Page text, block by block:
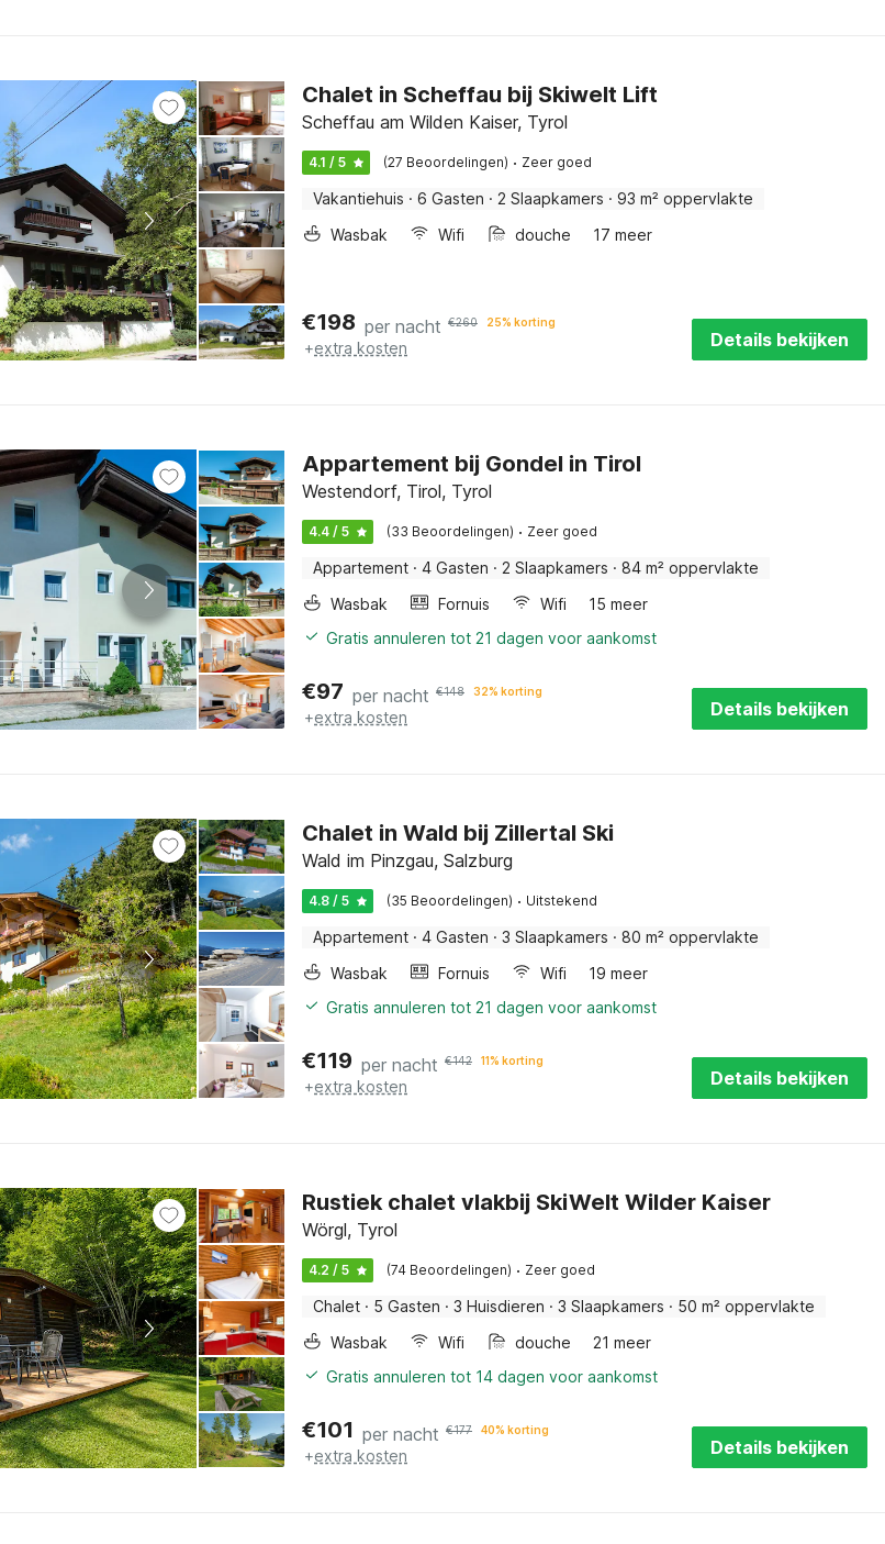
Chalet in Scheffau bij Skiwelt Lift
Scheffau am Wilden Kaiser, Tyrol
4.1 / 5 (27 Beoordelingen) · Zeer goed
Vakantiehuis · 6 Gasten · 2 Slaapkamers · 93 m² oppervlakte
Wasbak
Wifi douche 17 meer
€198 per nacht €260 25% korting
+extra kosten Details bekijken
Appartement bij Gondel in Tirol
Westendorf, Tirol, Tyrol
4.4 / 5 (33 Beoordelingen) · Zeer goed
Appartement · 4 Gasten · 2 Slaapkamers · 84 m² oppervlakte
Wasbak
Fornuis Wifi
15 meer
Gratis annuleren tot 21 dagen voor aankomst
€97 per nacht €148 32% korting
+extra kosten Details bekijken
Chalet in Wald bij Zillertal Ski
Wald im Pinzgau, Salzburg
4.8 / 5 (35 Beoordelingen) · Uitstekend
Appartement · 4 Gasten · 3 Slaapkamers · 80 m² oppervlakte
Wasbak
Fornuis Wifi
19 meer
Gratis annuleren tot 21 dagen voor aankomst
€119 per nacht €142 11% korting
+extra kosten Details bekijken
Rustiek chalet vlakbij SkiWelt Wilder Kaiser
Wörgl, Tyrol
4.2 / 5 (74 Beoordelingen) · Zeer goed
Chalet · 5 Gasten · 3 Huisdieren · 3 Slaapkamers · 50 m² oppervlakte
Wasbak
Wifi douche
21 meer
Gratis annuleren tot 14 dagen voor aankomst
€101 per nacht €177 40% korting
+extra kosten Details bekijken